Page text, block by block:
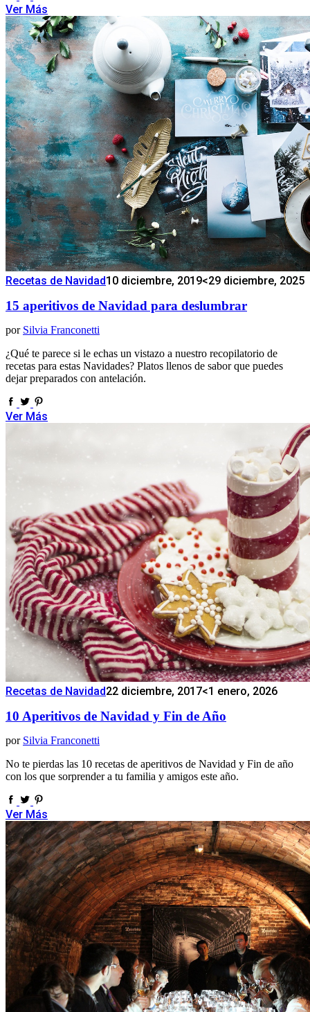
Ver Más
Recetas de Navidad10 diciembre, 2019<29 diciembre, 2025
15 aperitivos de Navidad para deslumbrar
por Silvia Franconetti
¿Qué te parece si le echas un vistazo a nuestro recopilatorio de
recetas para estas Navidades? Platos llenos de sabor que puedes
dejar preparados con antelación.
Ver Más
Recetas de Navidad22 diciembre, 2017<1 enero, 2026
10 Aperitivos de Navidad y Fin de Año
por Silvia Franconetti
No te pierdas las 10 recetas de aperitivos de Navidad y Fin de año
con los que sorprender a tu familia y amigos este año.
Ver Más